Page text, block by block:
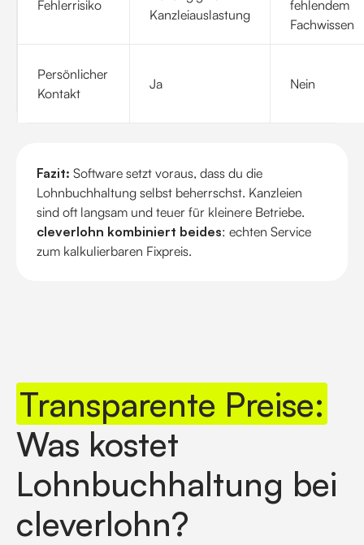
Fehlerrisiko
Kanzleiauslastung
fehlendem
Fachwissen
Persönlicher
Kontakt
Ja Nein
Fazit: Software setzt voraus, dass du die
Lohnbuchhaltung selbst beherrschst. Kanzleien
sind oft langsam und teuer für kleinere Betriebe.
cleverlohn kombiniert beides: echten Service
zum kalkulierbaren Fixpreis.
Transparente Preise:
Was kostet
Lohnbuchhaltung bei
cleverlohn?